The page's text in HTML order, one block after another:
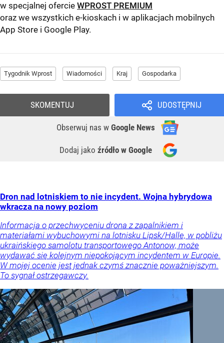
w specjalnej ofercie WPROST PREMIUM
oraz we wszystkich e-kioskach i w aplikacjach mobilnych
App Store i Google Play.
Tygodnik Wprost Wiadomości Kraj Gospodarka
UDOSTĘPNIJ
Obserwuj nas w Google News
Dodaj jako źródło w Google
SKOMENTUJ
Dron nad lotniskiem to nie incydent. Wojna hybrydowa
wkracza na nowy poziom
Informacja o przechwyceniu drona z zapalnikiem i
materiałami wybuchowymi na lotnisku Lipsk/Halle, w pobliżu
ukraińskiego samolotu transportowego Antonow, może
wydawać się kolejnym niepokojącym incydentem w Europie.
W mojej ocenie jest jednak czymś znacznie poważniejszym.
To sygnał ostrzegawczy.